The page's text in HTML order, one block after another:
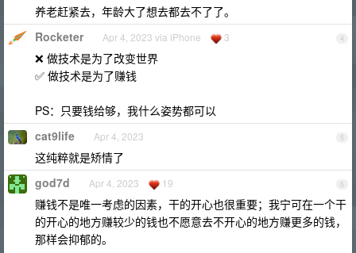
养老赶紧去，年龄大了想去都去不了了。
4
Rocketer Apr 4, 2023 via iPhone 3
❌ 做技术是为了改变世界
✅ 做技术是为了赚钱
PS：只要钱给够，我什么姿势都可以
5
cat9life Apr 4, 2023
这纯粹就是矫情了
6
god7d Apr 4, 2023 19
赚钱不是唯一考虑的因素，干的开心也很重要；我宁可在一个干
的开心的地方赚较少的钱也不愿意去不开心的地方赚更多的钱，
那样会抑郁的。